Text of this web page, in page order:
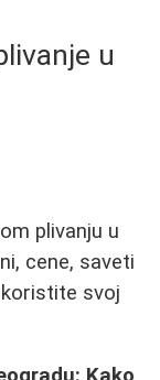
u
plivanju u
cene, saveti
svoj